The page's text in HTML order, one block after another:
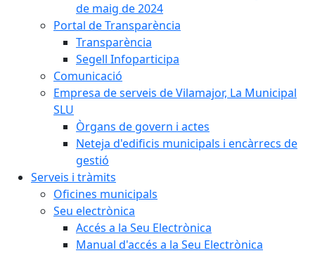
de maig de 2024
Portal de Transparència
Transparència
Segell Infoparticipa
Comunicació
Empresa de serveis de Vilamajor, La Municipal
SLU
Òrgans de govern i actes
Neteja d'edificis municipals i encàrrecs de
gestió
Serveis i tràmits
Oficines municipals
Seu electrònica
Accés a la Seu Electrònica
Manual d'accés a la Seu Electrònica